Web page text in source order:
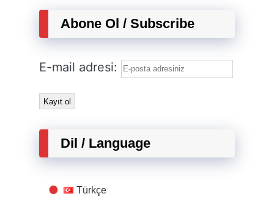
Abone Ol / Subscribe
E-mail adresi:
Dil / Language
Türkçe